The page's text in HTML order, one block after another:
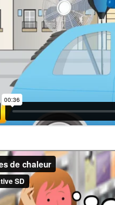
Irritabilité